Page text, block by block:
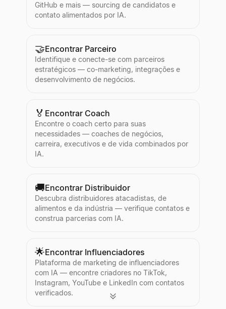
GitHub e mais — sourcing de candidatos e
contato alimentados por IA.
🤝Encontrar Parceiro
Identifique e conecte-se com parceiros
estratégicos — co-marketing, integrações e
desenvolvimento de negócios.
🏅 Encontrar Coach
Encontre o coach certo para suas
necessidades — coaches de negócios,
carreira, executivos e de vida combinados por
IA.
🚚Encontrar Distribuidor
Descubra distribuidores atacadistas, de
alimentos e da indústria — verifique contatos e
construa parcerias com IA.
🌟Encontrar Influenciadores
Plataforma de marketing de influenciadores
com IA — encontre criadores no TikTok,
Instagram, YouTube e LinkedIn com contatos
verificados.